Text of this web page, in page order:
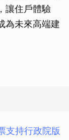
讓住戶體驗
為未來高端建
支持行政院版